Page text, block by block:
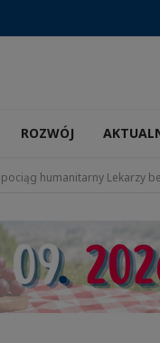
ROZWÓJ
humanitarny Lekarzy